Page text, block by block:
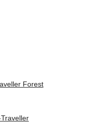
Forest